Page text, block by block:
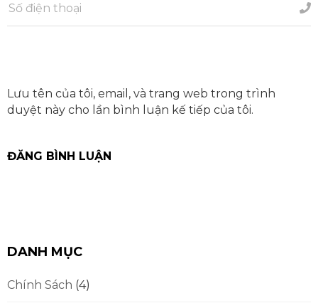
Lưu tên của tôi, email, và trang web trong trình
duyệt này cho lần bình luận kế tiếp của tôi.
DANH MỤC
Chính Sách (4)